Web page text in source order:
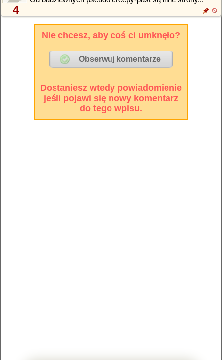
4
Nie chcesz, aby coś ci umknęło?
Dostaniesz wtedy powiadomienie
jeśli pojawi się nowy komentarz
do tego wpisu.